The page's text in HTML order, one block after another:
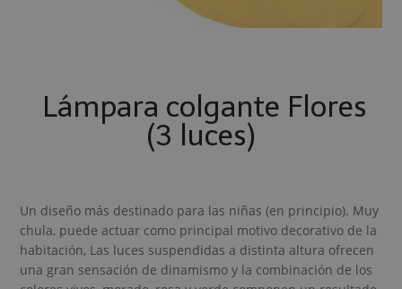
Lámpara colgante Flores
(3 luces)
Un diseño más destinado para las niñas (en principio). Muy
chula, puede actuar como principal motivo decorativo de la
habitación, Las luces suspendidas a distinta altura ofrecen
una gran sensación de dinamismo y la combinación de los